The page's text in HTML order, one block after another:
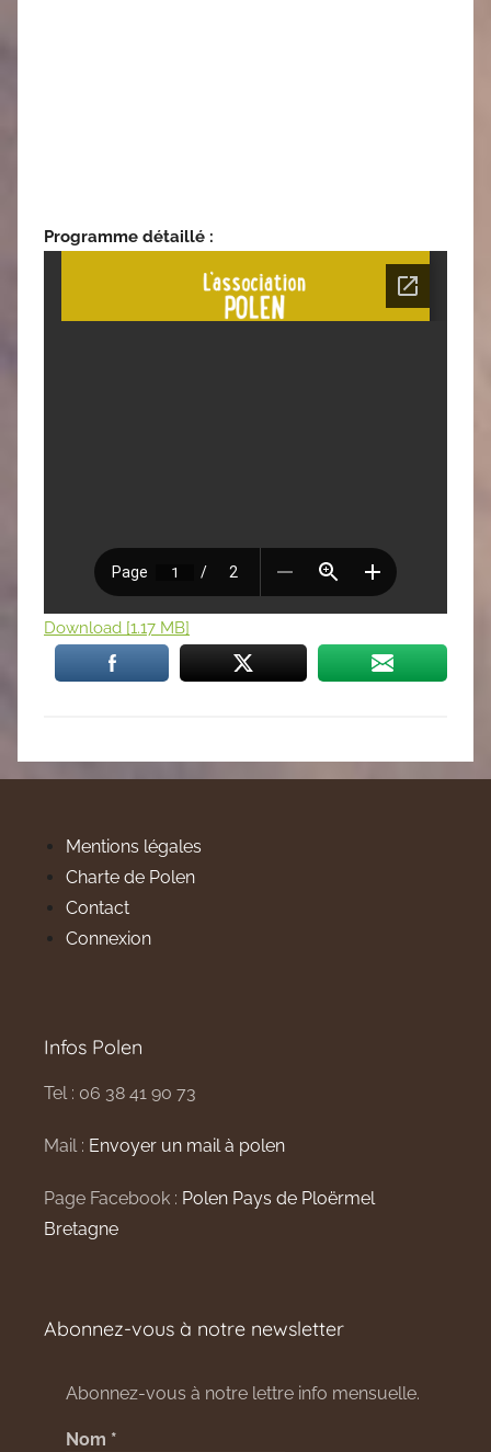
Programme détaillé :
Download [1.17 MB]
Mentions légales
Charte de Polen
Contact
Connexion
Infos Polen
Tel : 06 38 41 90 73
Mail : Envoyer un mail à polen
Page Facebook : Polen Pays de Ploërmel
Bretagne
Abonnez-vous à notre newsletter
Abonnez-vous à notre lettre info mensuelle.
Nom *